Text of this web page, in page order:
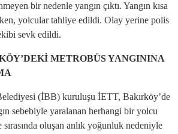
bir nedenle yangın çıktı. Yangın kısa
yolcular tahliye edildi. Olay yerine polis
sevk edildi.
METROBÜS YANGININA
(İBB) kuruluşu İETT, Bakırköy’de
sebebiyle yaralanan herhangi bir yolcu
sırasında oluşan anlık yoğunluk nedeniyle